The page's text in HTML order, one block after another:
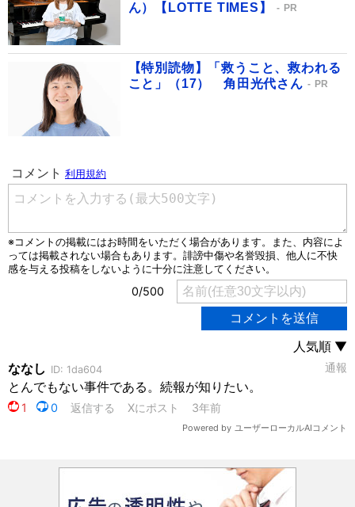
ん）【LOTTE TIMES】
PR
【特別読物】「救うこと、救われる
こと」（17） 角田光代さん
PR